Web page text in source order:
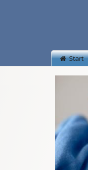
Start